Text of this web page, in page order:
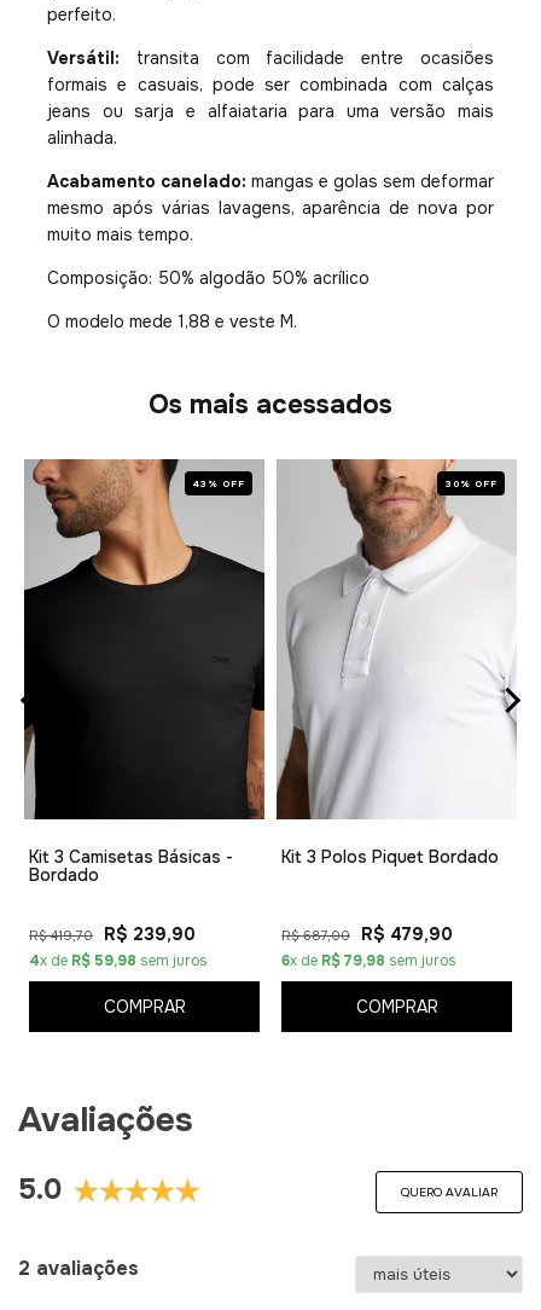
perfeito.
Versátil: transita com facilidade entre ocasiões
formais e casuais, pode ser combinada com calças
jeans ou sarja e alfaiataria para uma versão mais
alinhada.
Acabamento canelado: mangas e golas sem deformar
mesmo após várias lavagens, aparência de nova por
muito mais tempo.
Composição: 50% algodão 50% acrílico
O modelo mede 1,88 e veste M.
Os mais acessados
43% OFF
Kit 3 Camisetas Básicas -
Bordado
R$ 419,70 R$ 239,90
4x de R$ 59,98 sem juros
COMPRAR
30% OFF
Kit 3 Polos Piquet Bordado
R$ 687,00 R$ 479,90
6x de R$ 79,98 sem juros
COMPRAR
Avaliações
5.0 QUERO AVALIAR
2 avaliações